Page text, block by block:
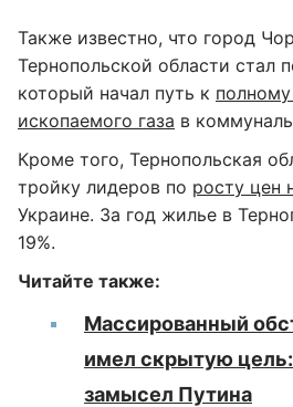
Также известно, что город
Тернопольской области стал
который начал путь к полному
ископаемого газа в
Кроме того, Тернопольская
тройку лидеров по росту цен
Украине. За год жилье в
19%.
Читайте также:
Массированный
имел скрытую
замысел Путина